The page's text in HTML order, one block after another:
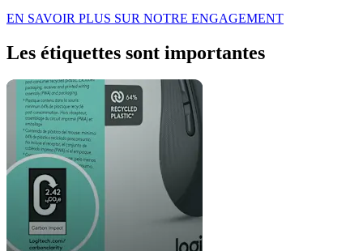
EN SAVOIR PLUS SUR NOTRE ENGAGEMENT
Les étiquettes sont importantes